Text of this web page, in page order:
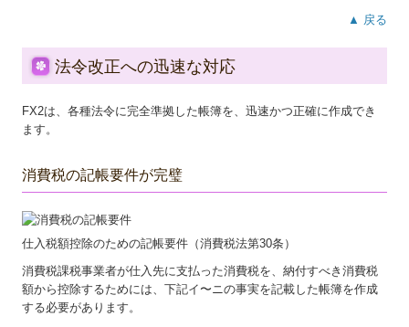
▲ 戻る
法令改正への迅速な対応
FX2は、各種法令に完全準拠した帳簿を、迅速かつ正確に作成でき
ます。
消費税の記帳要件が完璧
仕入税額控除のための記帳要件（消費税法第30条）
消費税課税事業者が仕入先に支払った消費税を、納付すべき消費税
額から控除するためには、下記イ〜ニの事実を記載した帳簿を作成
する必要があります。